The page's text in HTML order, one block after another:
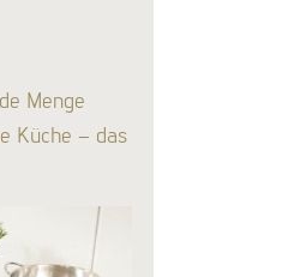
Menge
Küche – das